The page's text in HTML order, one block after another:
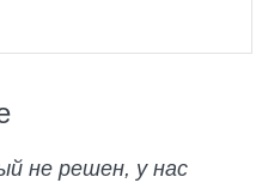
не решен, у нас